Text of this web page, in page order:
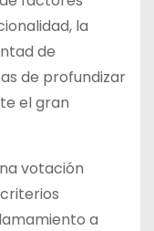
la
de
de profundizar
el gran
votación
a